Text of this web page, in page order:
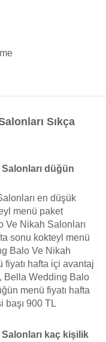
Sıkça
düğün
en düşük
menü paket
Ve Nikah Salonları
sonu kokteyl menü
Balo Ve Nikah
fiyatı hafta içi avantaj
Bella Wedding Balo
menü fiyatı hafta
başı 900 TL
kaç kişilik